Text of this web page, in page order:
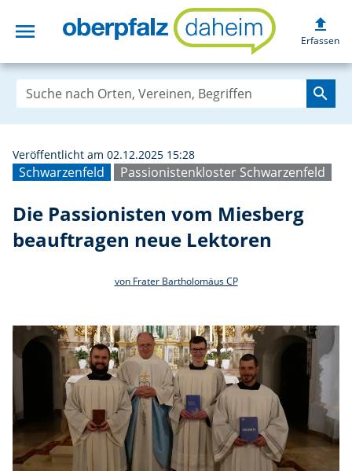
menu Die
upload
Erfassen
search
Schwarzenfeld Passionistenkloster Schwarzenfeld
Veröffentlicht am 02.12.2025 15:28
Die Passionisten vom Miesberg
beauftragen neue Lektoren
von Frater Bartholomäus CP